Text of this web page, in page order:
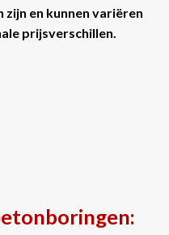
en kunnen variëren
prijsverschillen.